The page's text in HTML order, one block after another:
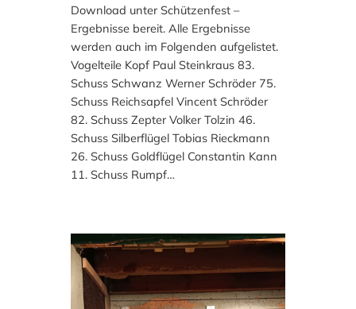
Download unter Schützenfest –
Ergebnisse bereit. Alle Ergebnisse
werden auch im Folgenden aufgelistet.
Vogelteile Kopf Paul Steinkraus 83.
Schuss Schwanz Werner Schröder 75.
Schuss Reichsapfel Vincent Schröder
82. Schuss Zepter Volker Tolzin 46.
Schuss Silberflügel Tobias Rieckmann
26. Schuss Goldflügel Constantin Kann
11. Schuss Rumpf…